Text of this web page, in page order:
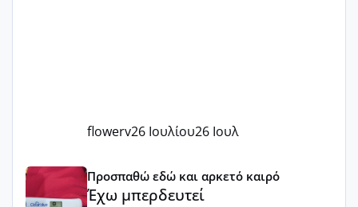
flowerv26 Ιουλίου26 Ιουλ
Έχω μπερδευτεί
Προσπαθώ εδώ και αρκετό καιρό
Έχω μπερδευτεί